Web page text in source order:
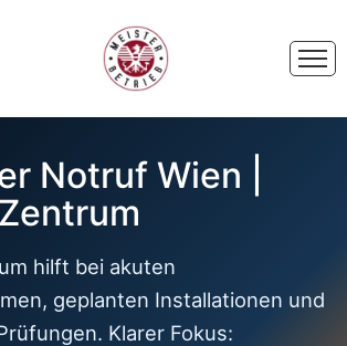
Notruf Wien |
hilft bei akuten
geplanten Installationen und
Klarer Fokus: